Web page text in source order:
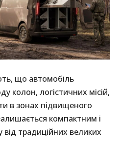
що автомобіль
колон, логістичних місій,
в зонах підвищеного
компактним і
традиційних великих